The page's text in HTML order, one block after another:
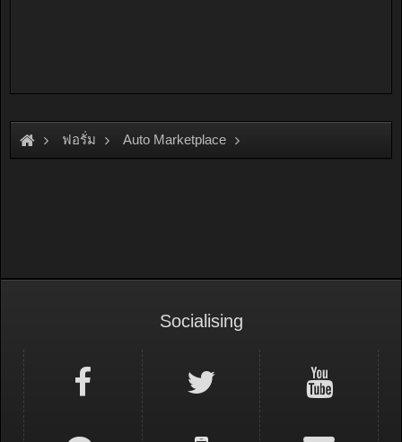
ฟอรั่ม Auto Marketplace
Socialising